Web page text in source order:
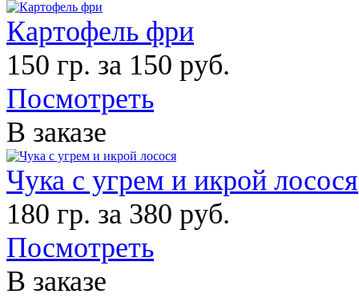
Картофель фри
150 гр. за 150 руб.
Посмотреть
В заказе
Чука с угрем и икрой лосося
180 гр. за 380 руб.
Посмотреть
В заказе